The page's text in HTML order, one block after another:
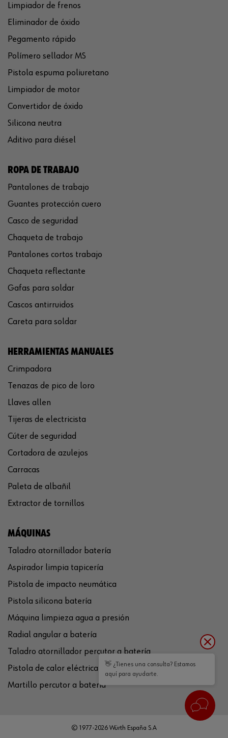
Limpiador de frenos
Eliminador de óxido
Pegamento rápido
Polímero sellador MS
Pistola espuma poliuretano
Limpiador de motor
Convertidor de óxido
Silicona neutra
Aditivo para diésel
ROPA DE TRABAJO
Pantalones de trabajo
Guantes protección cuero
Casco de seguridad
Chaqueta de trabajo
Pantalones cortos trabajo
Chaqueta reflectante
Gafas para soldar
Cascos antirruidos
Careta para soldar
HERRAMIENTAS MANUALES
Crimpadora
Tenazas de pico de loro
Llaves allen
Tijeras de electricista
Cúter de seguridad
Cortadora de azulejos
Carracas
Paleta de albañil
Extractor de tornillos
MÁQUINAS
Taladro atornillador batería
Aspirador limpia tapicería
Pistola de impacto neumática
Pistola silicona batería
Máquina limpieza agua a presión
Radial angular a batería
Taladro atornillador percutor a batería
Pistola de calor eléctrica
Martillo percutor a batería
© 1977-2026 Würth España S.A
👋 ¿Tienes una consulta? Estamos
aquí para ayudarte.